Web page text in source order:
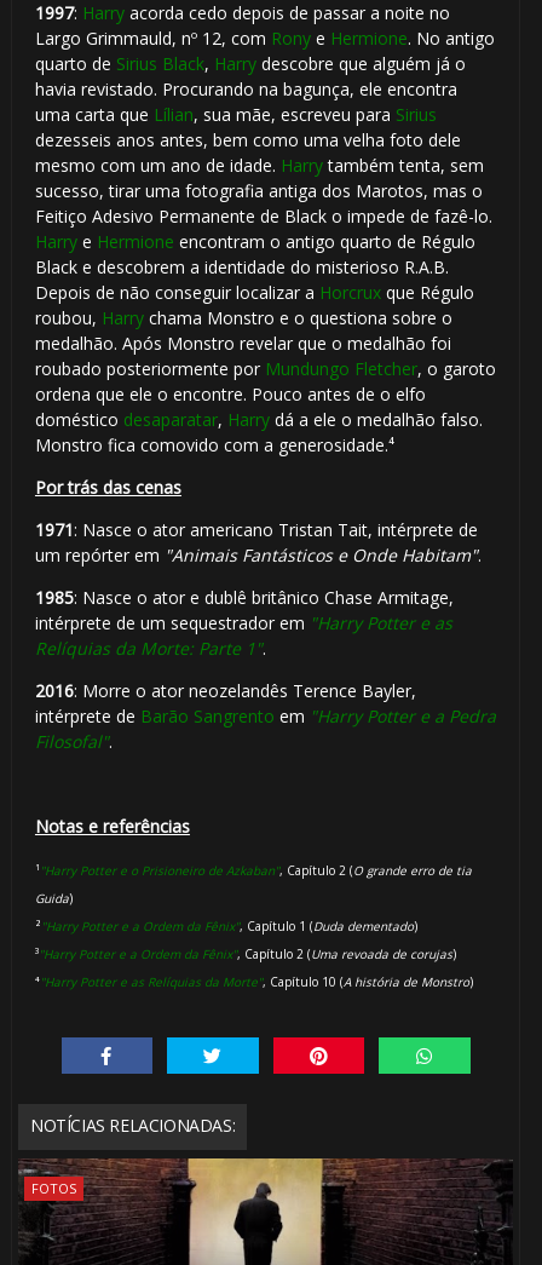
1997: Harryacorda cedo depois de passar a noite no
Largo Grimmauld, nº 12, com Ronye Hermione. No antigo
quarto de Sirius Black, Harrydescobre que alguém já o
havia revistado. Procurando na bagunça, ele encontra
uma carta que Lílian, sua mãe, escreveu para Sirius
dezesseis anos antes, bem como uma velha foto dele
mesmo com um ano de idade. Harrytambém tenta, sem
sucesso, tirar uma fotografia antiga dos Marotos, mas o
Feitiço Adesivo Permanente de Black o impede de fazê-lo.
Harrye Hermione encontram o antigo quarto de Régulo
Black e descobrem a identidade do misterioso R.A.B.
Depois de não conseguir localizar a Horcruxque Régulo
roubou, Harrychama Monstro e o questiona sobre o
medalhão. Após Monstro revelar que o medalhão foi
roubado posteriormente por Mundungo Fletcher, o garoto
ordena que ele o encontre. Pouco antes de o elfo
doméstico desaparatar, Harrydá a ele o medalhão falso.
Monstro fica comovido com a generosidade.⁴
Por trás das cenas
1971: Nasce o ator americano Tristan Tait, intérprete de
um repórter em "Animais Fantásticos e Onde Habitam".
1985: Nasce o ator e dublê britânico Chase Armitage,
intérprete de um sequestrador em "Harry Potter e as
Relíquias da Morte: Parte 1".
2016: Morre o ator neozelandês Terence Bayler,
intérprete de Barão Sangrento em "Harry Potter e a Pedra
Filosofal".
Notas e referências
¹ "Harry Potter e o Prisioneiro de Azkaban", Capítulo 2 (O grande erro de tia
Guida)
² "Harry Potter e a Ordem da Fênix", Capítulo 1 (Duda dementado)
³"Harry Potter e a Ordem da Fênix", Capítulo 2 (Uma revoada de corujas)
⁴"Harry Potter e as Relíquias da Morte", Capítulo 10 (A história de Monstro)
NOTÍCIAS RELACIONADAS:
FOTOS